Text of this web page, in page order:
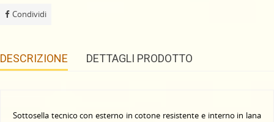
Condividi
DESCRIZIONE DETTAGLI PRODOTTO
Sottosella tecnico con esterno in cotone resistente e interno in lana